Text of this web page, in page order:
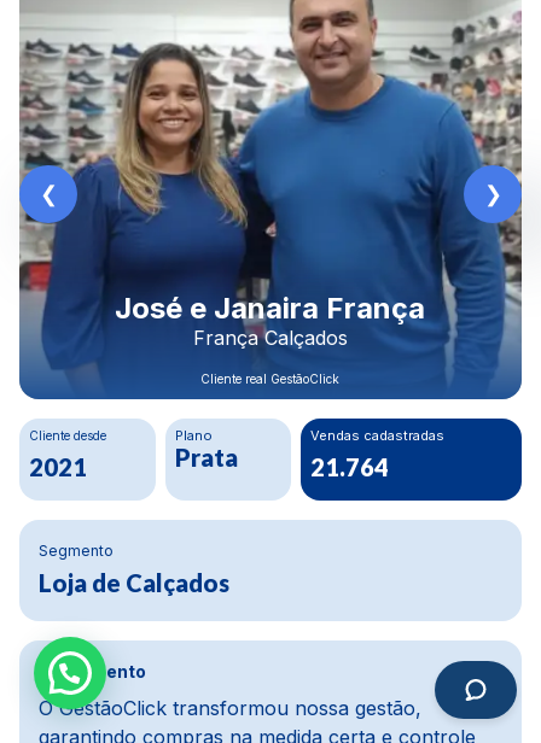
Rodrigo Morais
Construbeto Materiais LTDA
Cliente real GestãoClick
Cliente desde
2020
Plano
Ouro
Crescimento Financeiro
80%
Segmento
Materiais de construção
Depoimento
Na parte financeira, a mudança foi da água para
o vinho, melhoramos cerca de 80%. Usávamos